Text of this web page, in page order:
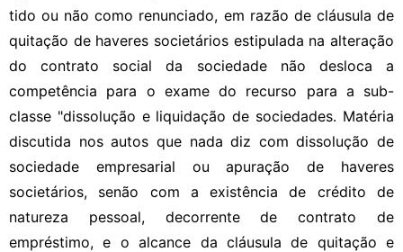
tido ou não como renunciado, em razão de cláusula de
quitação de haveres societários estipulada na alteração
do contrato social da sociedade não desloca a
competência para o exame do recurso para a sub-
classe "dissolução e liquidação de sociedades. Matéria
discutida nos autos que nada diz com dissolução de
sociedade empresarial ou apuração de haveres
societários, senão com a existência de crédito de
natureza pessoal, decorrente de contrato de
empréstimo, e o alcance da cláusula de quitação e